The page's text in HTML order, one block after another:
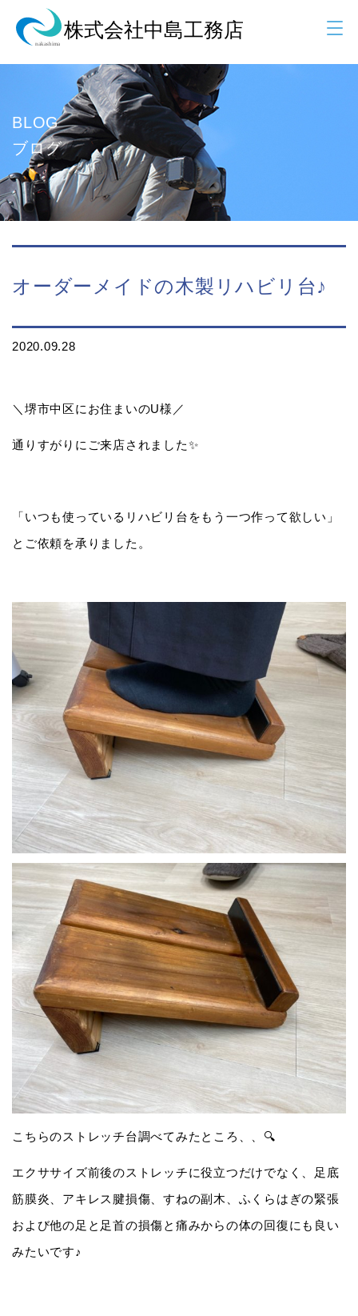
BLOG
ブログ
オーダーメイドの木製リハビリ台♪
2020.09.28
＼堺市中区にお住まいのU様／
通りすがりにご来店されました✨
「いつも使っているリハビリ台をもう一つ作って欲しい」
とご依頼を承りました。
こちらのストレッチ台調べてみたところ、、🔍
エクササイズ前後のストレッチに役立つだけでなく、足底
筋膜炎、アキレス腱損傷、すねの副木、ふくらはぎの緊張
および他の足と足首の損傷と痛みからの体の回復にも良い
みたいです♪